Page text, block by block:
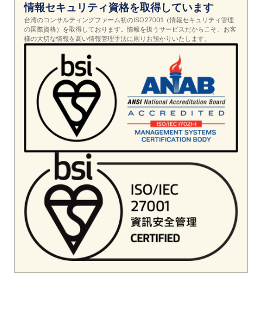
情報セキュリティ資格を取得しています
台湾のコンサルティングファーム初のISO27001（情報セキュリティ管理
の国際資格）を取得しております。情報を扱うサービスだからこそ、お客
様の大切な情報を高い情報管理手法に則りお預かりいたします。